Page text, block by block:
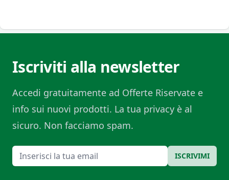
Iscriviti alla newsletter
Accedi gratuitamente ad Offerte Riservate e
info sui nuovi prodotti. La tua privacy è al
sicuro. Non facciamo spam.
Email ISCRIVIMI